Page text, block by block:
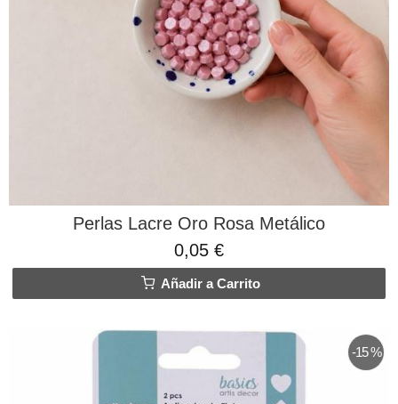
Perlas Lacre Oro Rosa Metálico
0,05 €
Añadir a Carrito
-15 %